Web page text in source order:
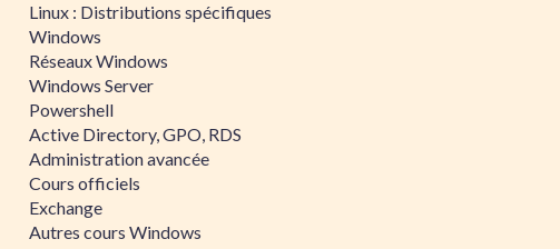
Linux : Distributions spécifiques
Windows
Réseaux Windows
Windows Server
Powershell
Active Directory, GPO, RDS
Administration avancée
Cours officiels
Exchange
Autres cours Windows